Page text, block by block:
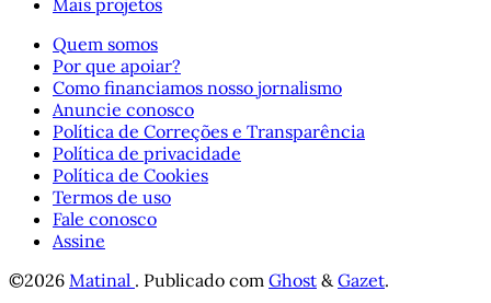
Quem somos
Por que apoiar?
Como financiamos nosso jornalismo
Anuncie conosco
Política de Correções e Transparência
Política de privacidade
Política de Cookies
Termos de uso
Fale conosco
Assine
©2026 Matinal . Publicado com Ghost & Gazet.